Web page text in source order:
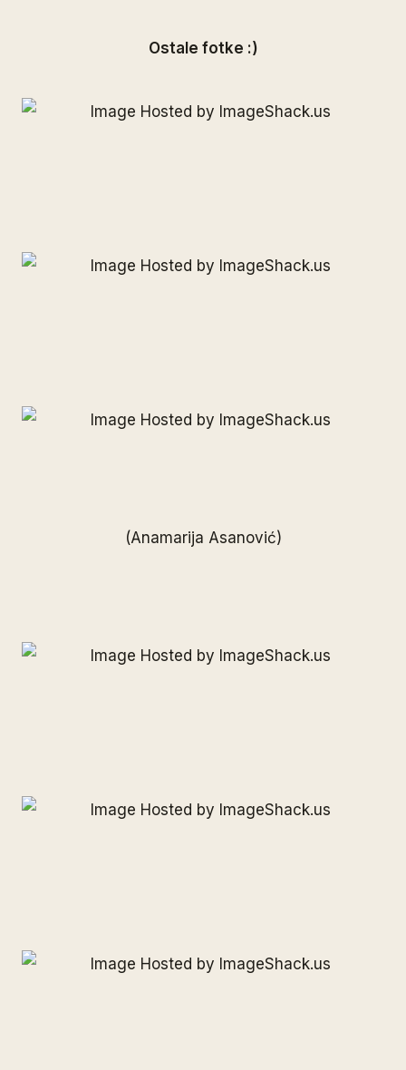
Ostale fotke :)
(Anamarija Asanović)